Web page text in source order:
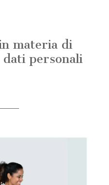
materia di
personali